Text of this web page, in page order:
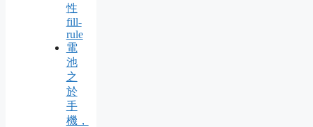
性
fill-
rule
電
池
之
於
手
機，